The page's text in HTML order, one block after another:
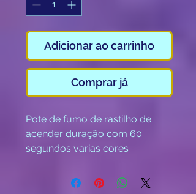
Adicionar ao carrinho
Comprar já
Pote de fumo de rastilho de
acender duração com 60
segundos varias cores
Vendido a unidade.